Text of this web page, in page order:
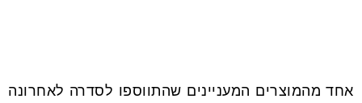
אחד מהמוצרים המעניינים שהתווספו לסדרה לאחרונה